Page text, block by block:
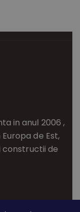
in anul 2006 ,
de Est,
constructii de